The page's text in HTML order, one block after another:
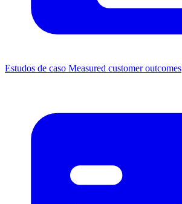
Estudos de caso Measured customer outcomes